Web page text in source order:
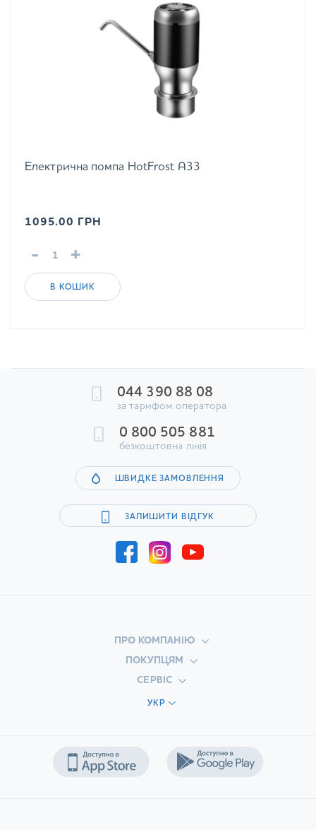
Електрична помпа HotFrost A33
1095.00 ГРН
- +
В КОШИК
044 390 88 08
за тарифом оператора
0 800 505 881
безкоштовна лінія
ШВИДКЕ ЗАМОВЛЕННЯ
ЗАЛИШИТИ ВІДГУК
ПРО КОМПАНІЮ
ПОКУПЦЯМ
СЕРВІС
УКР